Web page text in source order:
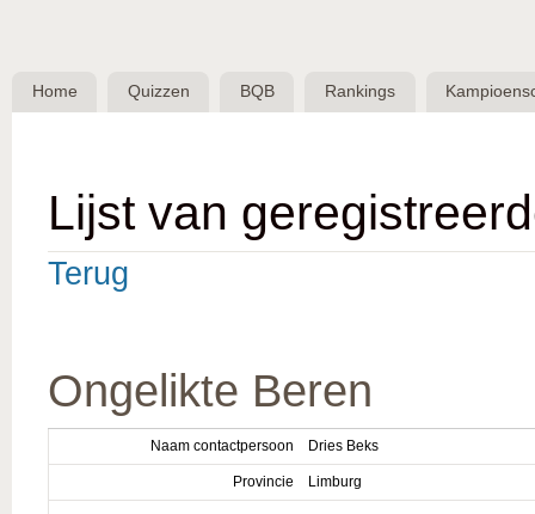
Belgische
QuizBond
Home Quizzen BQB Rankings
Lijst van
Terug
Ongelikte Beren
Naam contactpersoon Dries Beks
Provincie Limburg